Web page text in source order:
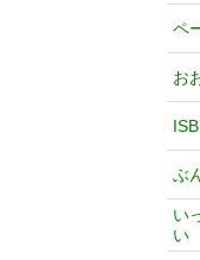
ペ
お
ぶ
い
い